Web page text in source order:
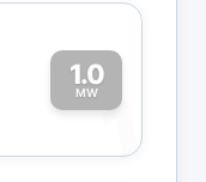
1.0
MW1